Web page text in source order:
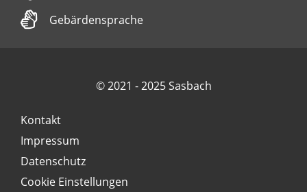
Gebärdensprache
© 2021 - 2025 Sasbach
Kontakt
Impressum
Datenschutz
Cookie Einstellungen